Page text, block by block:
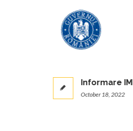
Informare IMM
October 18, 2022